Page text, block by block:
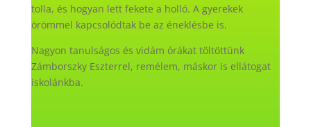
tolla, és hogyan lett fekete a holló. A gyerekek
örömmel kapcsolódtak be az éneklésbe is.
Nagyon tanulságos és vidám órákat töltöttünk
Zámborszky Eszterrel, remélem, máskor is ellátogat
iskolánkba.